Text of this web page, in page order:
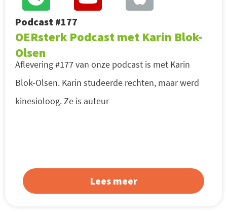
Podcast #177
OERsterk Podcast met Karin Blok-
Olsen
Aflevering #177 van onze podcast is met Karin
Blok-Olsen. Karin studeerde rechten, maar werd
kinesioloog. Ze is auteur
Lees meer